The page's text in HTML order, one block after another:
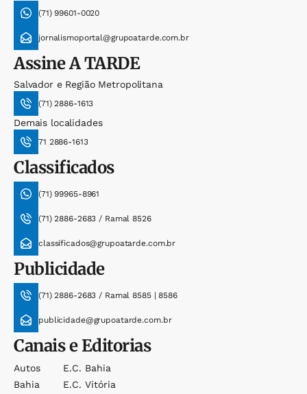
(71) 99601-0020
jornalismoportal@grupoatarde.com.br
AssineA TARDE
Salvador e Região Metropolitana
(71) 2886-1613
Demais localidades
71 2886-1613
Classificados
(71) 99965-8961
(71) 2886-2683 / Ramal 8526
classificados@grupoatarde.com.br
Publicidade
(71) 2886-2683 / Ramal 8585 | 8586
publicidade@grupoatarde.com.br
Canais e Editorias
Autos
Bahia
E.c. Bahia
E.c. Vitória